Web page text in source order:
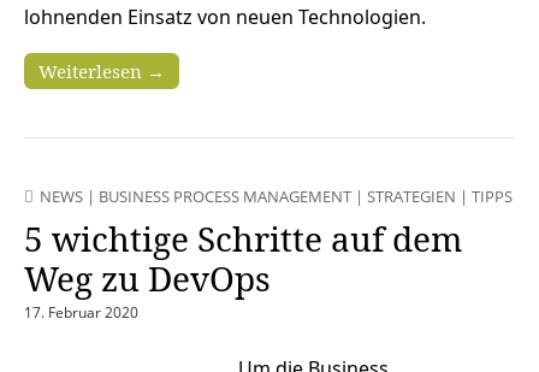
lohnenden Einsatz von neuen Technologien.
Weiterlesen →
NEWS | BUSINESS PROCESS MANAGEMENT | STRATEGIEN | TIPPS
5 wichtige Schritte auf dem
Weg zu DevOps
17. Februar 2020